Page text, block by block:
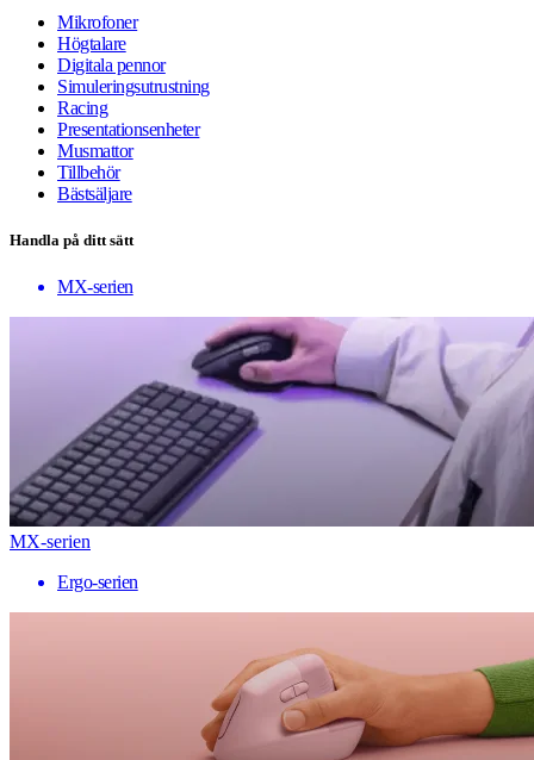
Mikrofoner
Högtalare
Digitala pennor
Simuleringsutrustning
Racing
Presentationsenheter
Musmattor
Tillbehör
Bästsäljare
Handla på ditt sätt
MX-serien
MX-serien
Ergo-serien